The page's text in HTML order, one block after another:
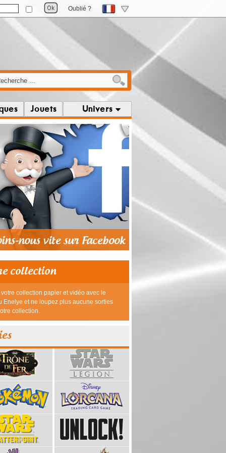
Oublié ?
Jouets Univers
39,95 € 23,95 €
collection
collection papier et vidéo avec le
Enelye et ne loupez plus aucune sorties
collection.